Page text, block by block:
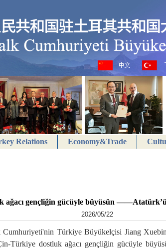
Relations Economy&Trade
gençliğin gücüyle büyüsün ——Atatürk’ü
2026/05/22
Türkiye Büyükelçisi Jiang
Türkiye dostluk ağacı gençliğin gücüyle